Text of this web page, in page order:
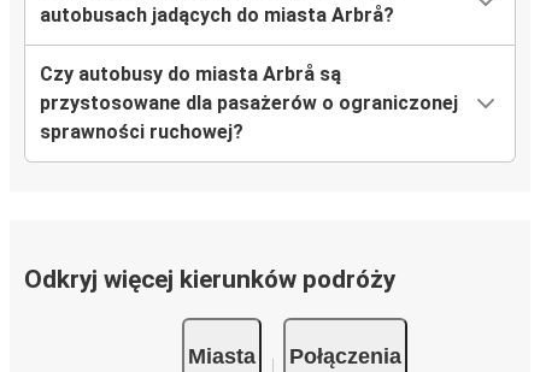
autobusach jadących do miasta Arbrå?
Czy autobusy do miasta Arbrå są
przystosowane dla pasażerów o ograniczonej
sprawności ruchowej?
Odkryj więcej kierunków podróży
Miasta Połączenia